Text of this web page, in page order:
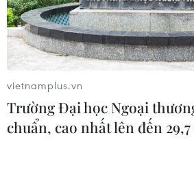
vietnamplus.vn
Trường Đại học Ngoại
chuẩn, cao nhất lên đến